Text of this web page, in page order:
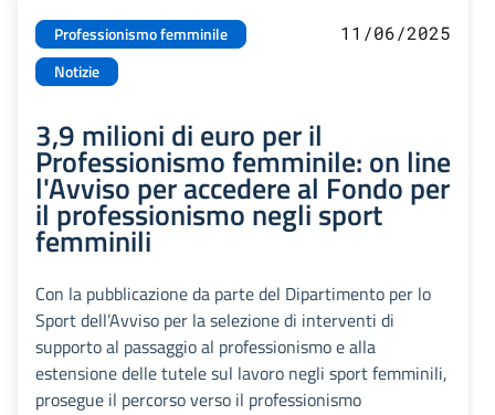
Professionismo femminile
Notizie
11/06/2025
3,9 milioni di euro per il
Professionismo femminile: on line
l'Avviso per accedere al Fondo per
il professionismo negli sport
femminili
Con la pubblicazione da parte del Dipartimento per lo
Sport dell’Avviso per la selezione di interventi di
supporto al passaggio al professionismo e alla
estensione delle tutele sul lavoro negli sport femminili,
prosegue il percorso verso il professionismo